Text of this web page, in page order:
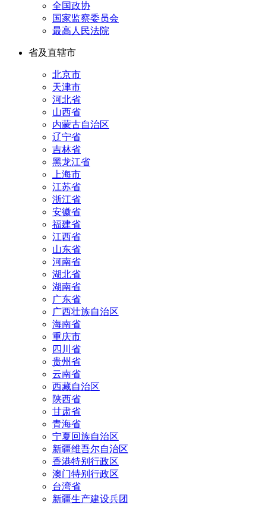
全国政协
国家监察委员会
最高人民法院
省及直辖市
北京市
天津市
河北省
山西省
内蒙古自治区
辽宁省
吉林省
黑龙江省
上海市
江苏省
浙江省
安徽省
福建省
江西省
山东省
河南省
湖北省
湖南省
广东省
广西壮族自治区
海南省
重庆市
四川省
贵州省
云南省
西藏自治区
陕西省
甘肃省
青海省
宁夏回族自治区
新疆维吾尔自治区
香港特别行政区
澳门特别行政区
台湾省
新疆生产建设兵团